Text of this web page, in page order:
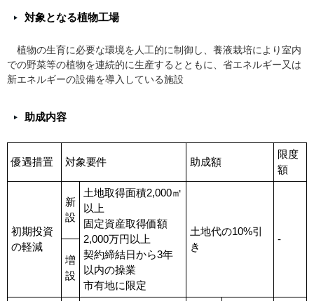
対象となる植物工場
植物の生育に必要な環境を人工的に制御し、養液栽培により室内
での野菜等の植物を連続的に生産するとともに、省エネルギー又は
新エネルギーの設備を導入している施設
助成内容
優遇措置 対象要件 助成額
限度
額
初期投資
の軽減
新
設
土地取得面積2,000㎡
以上
固定資産取得価額
2,000万円以上
契約締結日から3年
以内の操業
市有地に限定
土地代の10%引
き
-
増
設